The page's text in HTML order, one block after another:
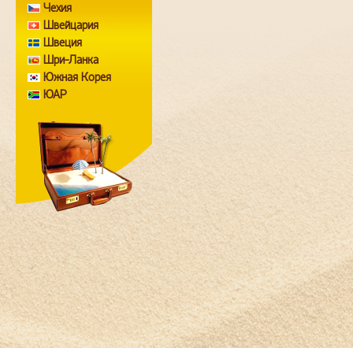
Чехия
Швейцария
Швеция
Шри-Ланка
Южная Корея
ЮАР
Япония